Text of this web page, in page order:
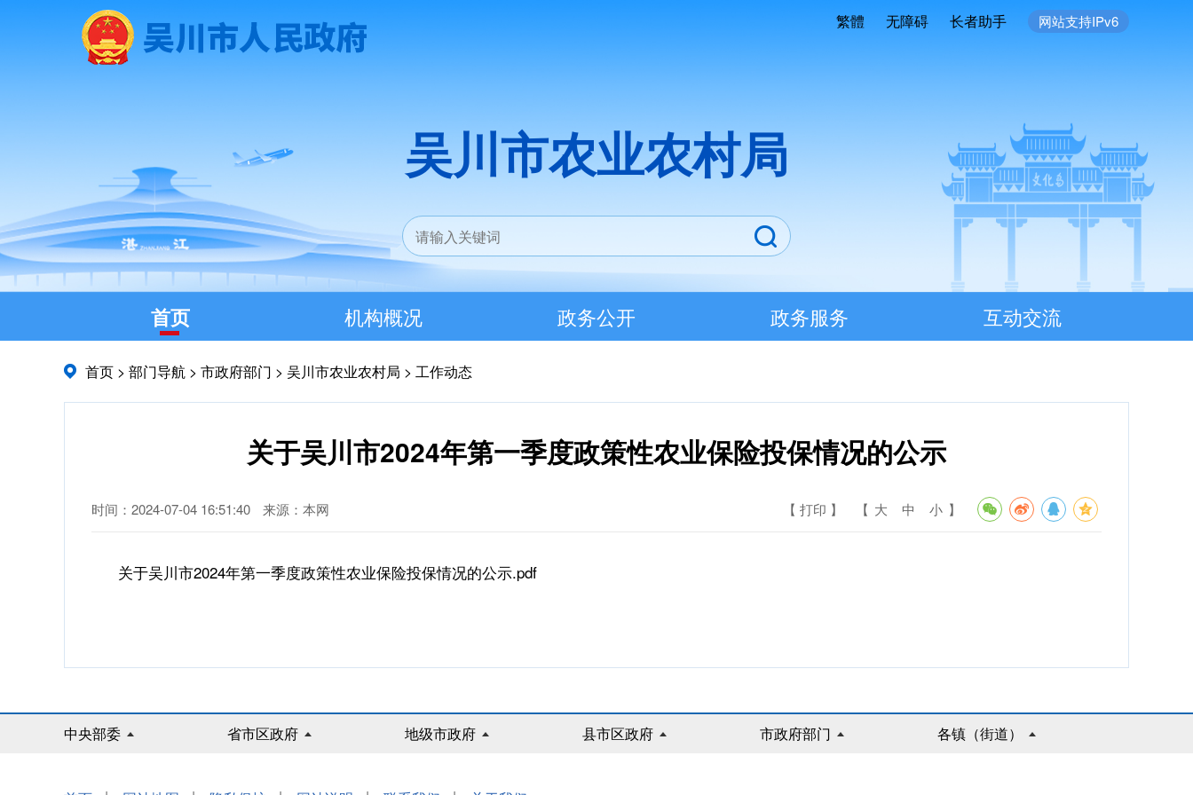
繁體 无障碍 长者助手 网站支持IPv6
吴川市农业农村局
首页 机构概况 政务公开 政务服务 互动交流
首页 > 部门导航 > 市政府部门 > 吴川市农业农村局 > 工作动态
关于吴川市2024年第一季度政策性农业保险投保情况的公示
时间：2024-07-04 16:51:40 来源：本网 【 打印 】 【 大 中 小 】
关于吴川市2024年第一季度政策性农业保险投保情况的公示.pdf
中央部委 省市区政府 地级市政府 县市区政府 市政府部门 各镇（街道）